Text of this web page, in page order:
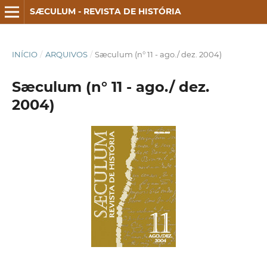
SÆCULUM - REVISTA DE HISTÓRIA
INÍCIO / ARQUIVOS / Sæculum (n° 11 - ago./ dez. 2004)
Sæculum (n° 11 - ago./ dez.
2004)